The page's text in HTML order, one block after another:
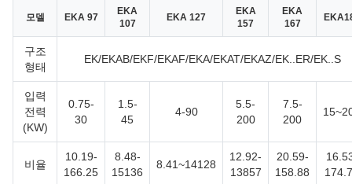
모델 EKA 97
EKA
107
EKA 127
EKA
157
EKA
167
구조
형태
EK/EKAB/EKF/EKAF/EKA/EKAT/EKAZ/EK..ER/EK..S
입력
전력
(KW)
0.75-
30
1.5-
45
4-90
5.5-
200
7.5-
200
비율
10.19-
166.25
8.48-
15136
8.41~14128
12.92-
13857
20.59-
158.88